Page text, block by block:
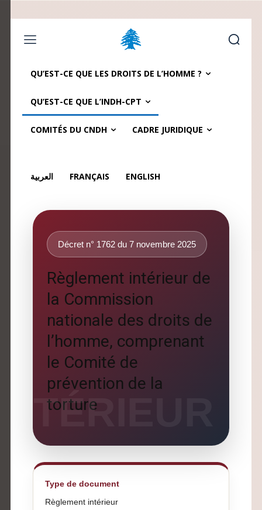
العربية(Arabe) English(Anglais)
QU’EST-CE QUE LES DROITS DE L’HOMME ?
QU’EST-CE QUE L’INDH-CPT
COMITÉS DU CNDH CADRE JURIDIQUE
العربية FRANÇAIS ENGLISH
Décret n° 1762 du 7 novembre 2025
Règlement intérieur de
la Commission
nationale des droits de
l’homme, comprenant
le Comité de
prévention de la
torture
Type de document
Règlement intérieur